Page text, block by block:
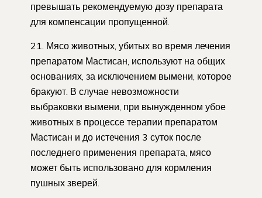
превышать рекомендуемую дозу препарата
для компенсации пропущенной.
21. Мясо животных, убитых во время лечения
препаратом Мастисан, используют на общих
основаниях, за исключением вымени, которое
бракуют. В случае невозможности
выбраковки вымени, при вынужденном убое
животных в процессе терапии препаратом
Мастисан и до истечения 3 суток после
последнего применения препарата, мясо
может быть использовано для кормления
пушных зверей.